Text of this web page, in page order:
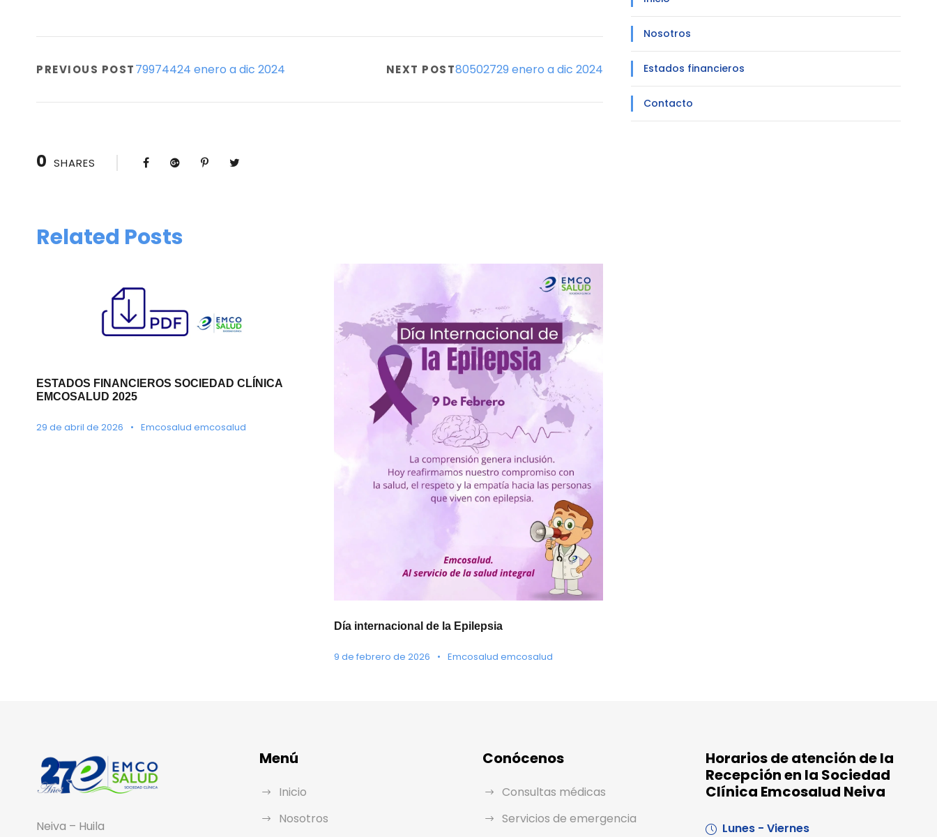
PREVIOUS POST79974424 enero a dic 2024 NEXT POST80502729 enero a dic 2024
0 SHARES
Related Posts
ESTADOS FINANCIEROS SOCIEDAD CLÍNICA
EMCOSALUD 2025
29 de abril de 2026 • Emcosalud emcosalud
Día internacional de la Epilepsia
9 de febrero de 2026 • Emcosalud emcosalud
Nosotros
Estados financieros
Contacto
Neiva – Huila
Menú
Inicio
Nosotros
Conócenos
Consultas médicas
Servicios de emergencia
Horarios de atención de la
Recepción en la Sociedad
Clínica Emcosalud Neiva
Lunes - Viernes